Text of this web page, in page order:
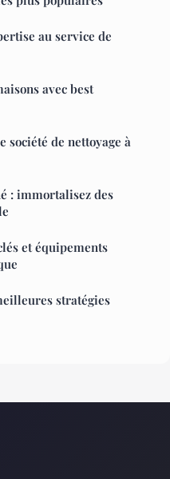
au service de
avec best
société de nettoyage à
: immortalisez des
et équipements
stratégies